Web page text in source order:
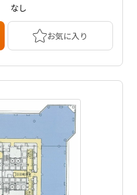
なし
お気に入り